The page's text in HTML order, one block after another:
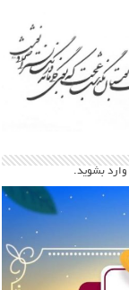
وارد بشوید.